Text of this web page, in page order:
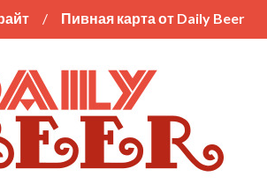
Пивная карта от Daily Beer